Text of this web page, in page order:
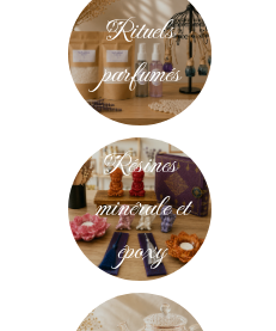
Rituels
parfumés
Résines
minérale et
époxy